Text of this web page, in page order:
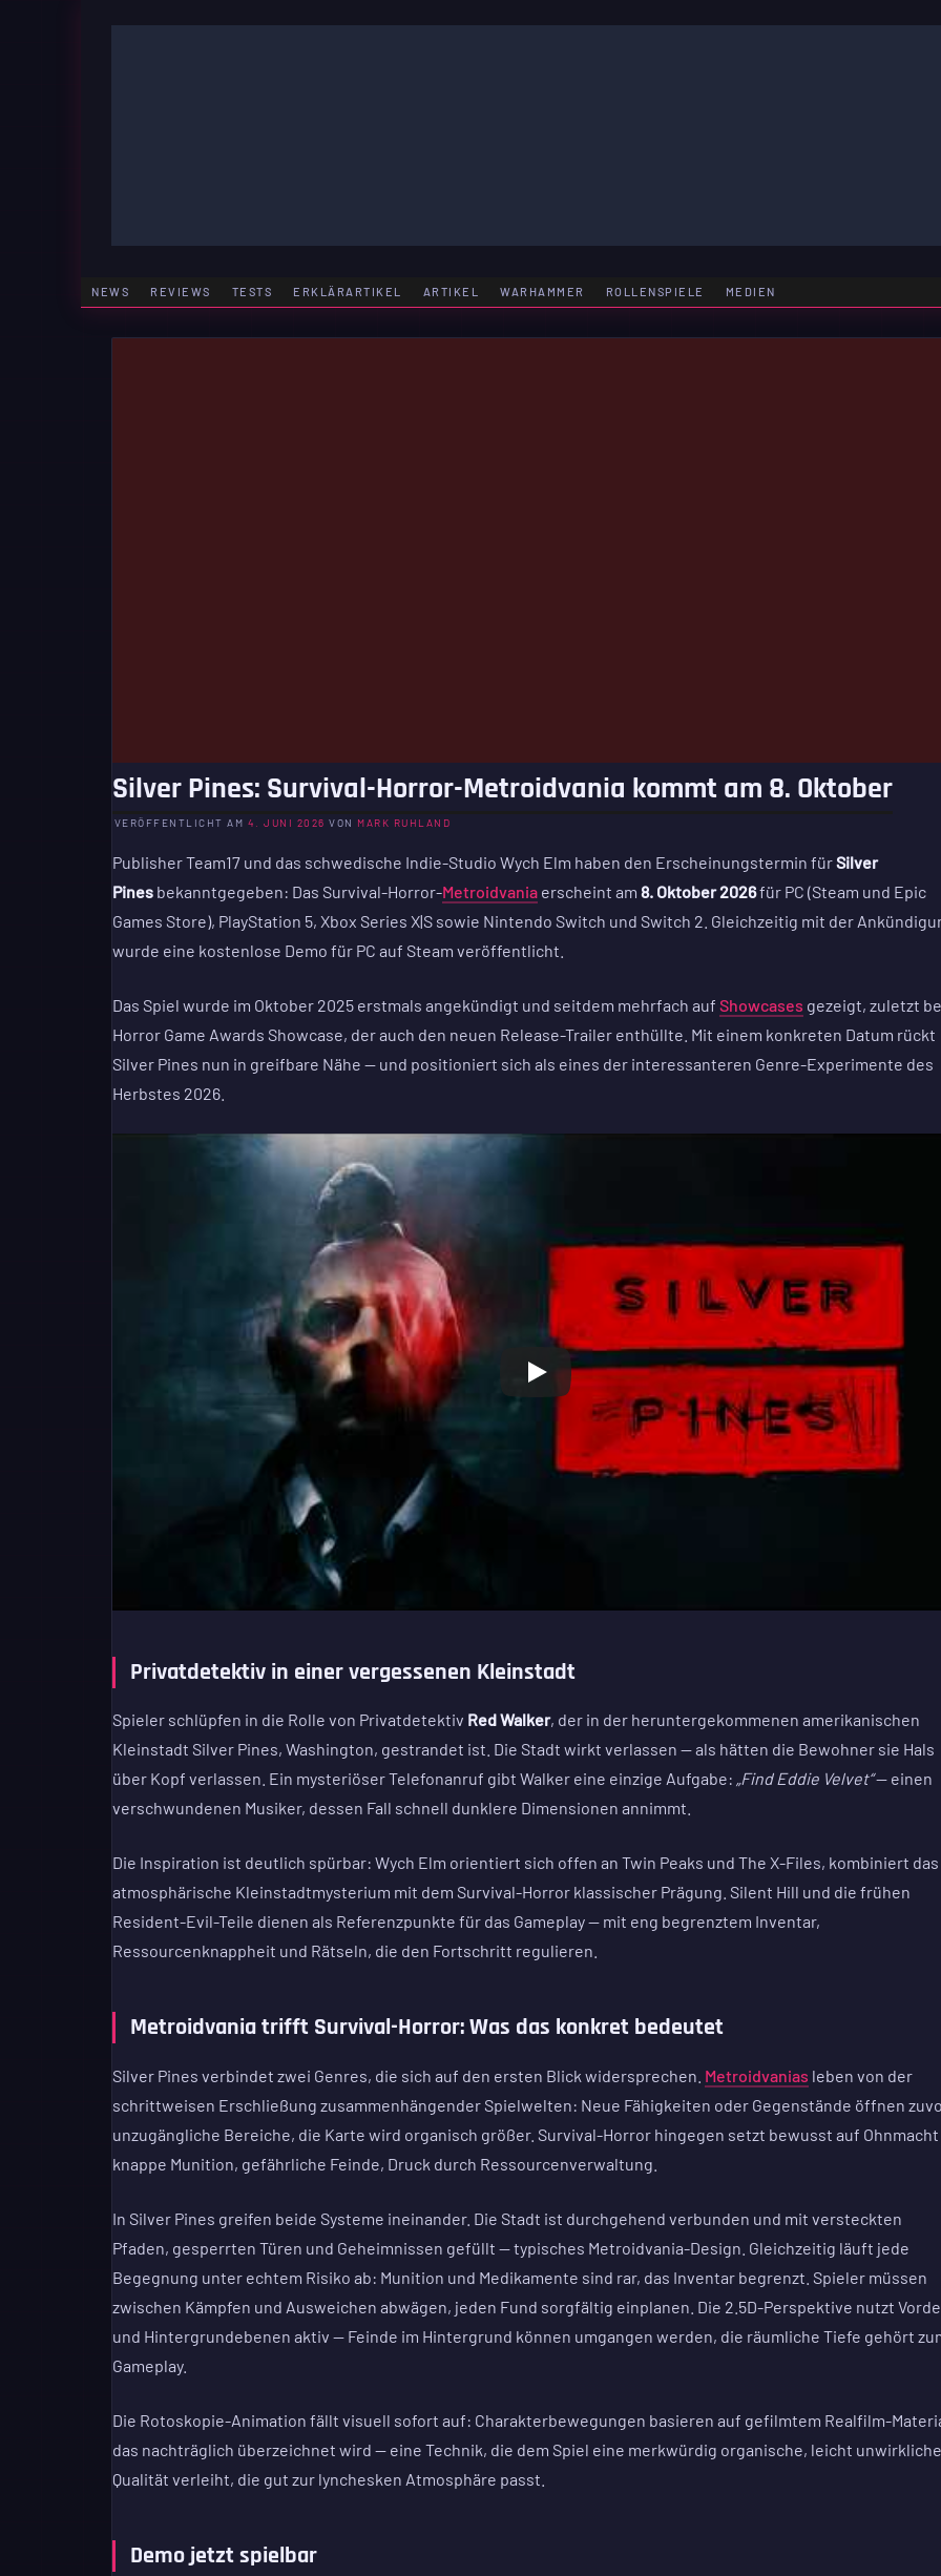
NEWS REVIEWS TESTS ERKLÄRARTIKEL ARTIKEL WARHAMMER ROLLENSPIELE MEDIEN
Silver Pines: Survival-Horror-Metroidvania kommt am 8. Oktober
VERÖFFENTLICHT AM 4. JUNI 2026 VON MARK RUHLAND
Publisher Team17 und das schwedische Indie-Studio Wych Elm haben den Erscheinungstermin fürSilver
Pinesbekanntgegeben: Das Survival-Horror-Metroidvaniaerscheint am 8. Oktober 2026für PC (Steam und Epic
Games Store), PlayStation 5, Xbox Series X|S sowie Nintendo Switch und Switch 2. Gleichzeitig mit der
wurde eine kostenlose Demo für PC auf Steam veröffentlicht.
Das Spiel wurde im Oktober 2025 erstmals angekündigt und seitdem mehrfach auf Showcases gezeigt, zuletzt
Horror Game Awards Showcase, der auch den neuen Release-Trailer enthüllte. Mit einem konkreten Datum rückt
Silver Pines nun in greifbare Nähe — und positioniert sich als eines der interessanteren Genre-Experimente des
Herbstes 2026.
Privatdetektiv in einer vergessenen Kleinstadt
Spieler schlüpfen in die Rolle von Privatdetektiv Red Walker, der in der heruntergekommenen amerikanischen
Kleinstadt Silver Pines, Washington, gestrandet ist. Die Stadt wirkt verlassen — als hätten die Bewohner sie Hals
über Kopf verlassen. Ein mysteriöser Telefonanruf gibt Walker eine einzige Aufgabe: „Find Eddie Velvet“— einen
verschwundenen Musiker, dessen Fall schnell dunklere Dimensionen annimmt.
Die Inspiration ist deutlich spürbar: Wych Elm orientiert sich offen an Twin Peaks und The X-Files, kombiniert das
atmosphärische Kleinstadtmysterium mit dem Survival-Horror klassischer Prägung. Silent Hill und die frühen
Resident-Evil-Teile dienen als Referenzpunkte für das Gameplay — mit eng begrenztem Inventar,
Ressourcenknappheit und Rätseln, die den Fortschritt regulieren.
Metroidvania trifft Survival-Horror: Was das konkret bedeutet
Silver Pines verbindet zwei Genres, die sich auf den ersten Blick widersprechen. Metroidvanias leben von der
schrittweisen Erschließung zusammenhängender Spielwelten: Neue Fähigkeiten oder Gegenstände öffnen
unzugängliche Bereiche, die Karte wird organisch größer. Survival-Horror hingegen setzt bewusst auf
knappe Munition, gefährliche Feinde, Druck durch Ressourcenverwaltung.
In Silver Pines greifen beide Systeme ineinander. Die Stadt ist durchgehend verbunden und mit versteckten
Pfaden, gesperrten Türen und Geheimnissen gefüllt — typisches Metroidvania-Design. Gleichzeitig läuft jede
Begegnung unter echtem Risiko ab: Munition und Medikamente sind rar, das Inventar begrenzt. Spieler müssen
zwischen Kämpfen und Ausweichen abwägen, jeden Fund sorgfältig einplanen. Die 2.5D-Perspektive nutzt
und Hintergrundebenen aktiv — Feinde im Hintergrund können umgangen werden, die räumliche Tiefe gehört
Gameplay.
Die Rotoskopie-Animation fällt visuell sofort auf: Charakterbewegungen basieren auf gefilmtem Realfilm-
das nachträglich überzeichnet wird — eine Technik, die dem Spiel eine merkwürdig organische, leicht unwirkliche
Qualität verleiht, die gut zur lynchesken Atmosphäre passt.
Demo jetzt spielbar